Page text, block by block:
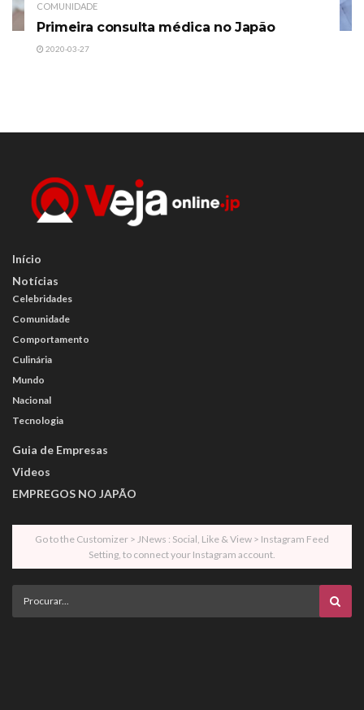
COMUNIDADE
Primeira consulta médica no Japão
2020-03-27
Início
Notícias
Celebridades
Comunidade
Comportamento
Culinária
Mundo
Nacional
Tecnologia
Guia de Empresas
Videos
EMPREGOS NO JAPÃO
Go to the Customizer > JNews : Social, Like & View > Instagram Feed
Setting, to connect your Instagram account.